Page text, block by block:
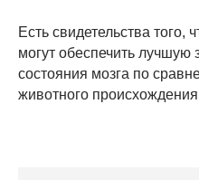
Есть свидетельства того,
могут обеспечить лучшую
состояния мозга по
животного